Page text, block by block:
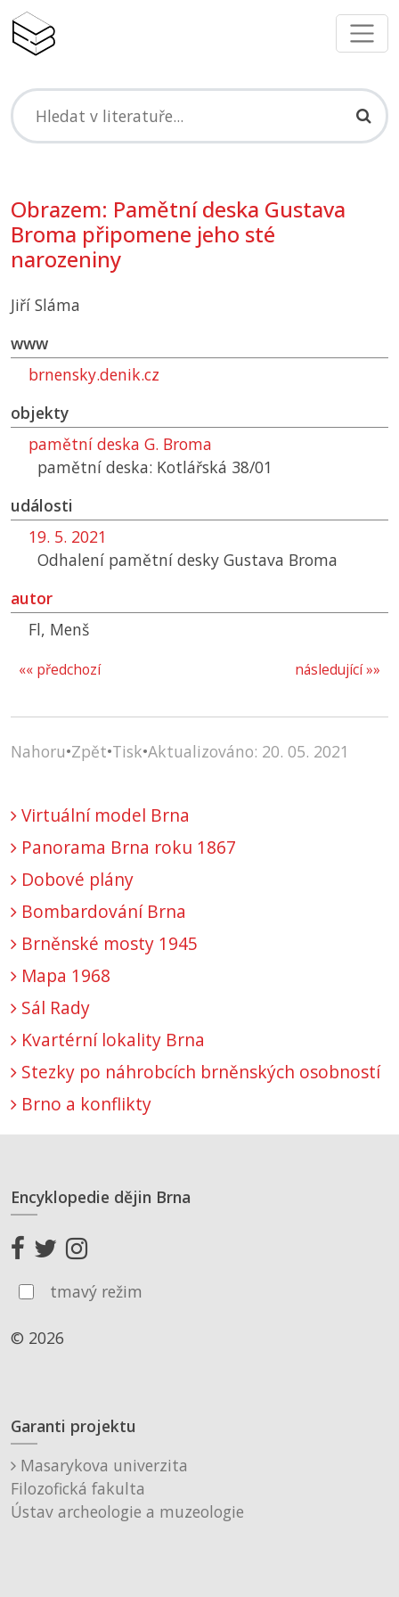
Obrazem: Pamětní deska Gustava
Broma připomene jeho sté
narozeniny
Jiří Sláma
www
brnensky.denik.cz
objekty
pamětní deska G. Broma
pamětní deska: Kotlářská 38/01
události
19. 5. 2021
Odhalení pamětní desky Gustava Broma
autor
Fl, Menš
následující »»
«« předchozí
Nahoru•Zpět•Tisk•Aktualizováno: 20. 05. 2021
Virtuální model Brna
Panorama Brna roku 1867
Dobové plány
Bombardování Brna
Brněnské mosty 1945
Mapa 1968
Sál Rady
Kvartérní lokality Brna
Stezky po náhrobcích brněnských osobností
Brno a konflikty
Encyklopedie dějin Brna
tmavý režim
© 2026
Garanti projektu
Masarykova univerzita
Filozofická fakulta
Ústav archeologie a muzeologie